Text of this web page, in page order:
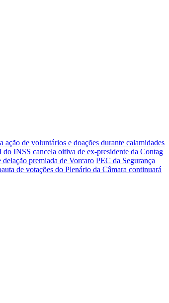
de voluntários e doações durante calamidades
do INSS cancela oitiva de ex-presidente da Contag
premiada de Vorcaro PEC da Segurança
de votações do Plenário da Câmara continuará